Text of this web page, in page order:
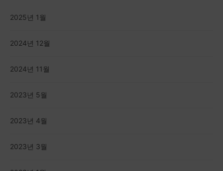
2025년 1월
2024년 12월
2024년 11월
2023년 5월
2023년 4월
2023년 3월